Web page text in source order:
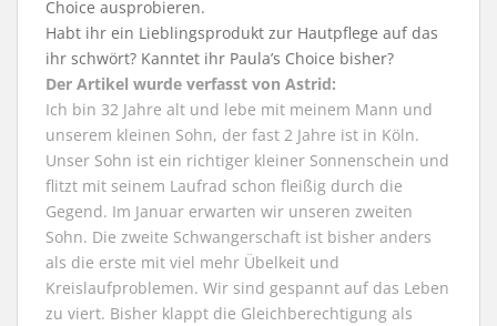
Choice ausprobieren.
Habt ihr ein Lieblingsprodukt zur Hautpflege auf das
ihr schwört? Kanntet ihr Paula’s Choice bisher?
Der Artikel wurde verfasst von Astrid:
Ich bin 32 Jahre alt und lebe mit meinem Mann und
unserem kleinen Sohn, der fast 2 Jahre ist in Köln.
Unser Sohn ist ein richtiger kleiner Sonnenschein und
flitzt mit seinem Laufrad schon fleißig durch die
Gegend. Im Januar erwarten wir unseren zweiten
Sohn. Die zweite Schwangerschaft ist bisher anders
als die erste mit viel mehr Übelkeit und
Kreislaufproblemen. Wir sind gespannt auf das Leben
zu viert. Bisher klappt die Gleichberechtigung als